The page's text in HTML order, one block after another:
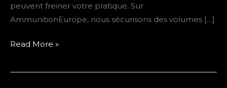
peuvent freiner votre pratique. Sur
AmmunitionEurope, nous sécurisons des volumes […]
des
tireurs
Read More »